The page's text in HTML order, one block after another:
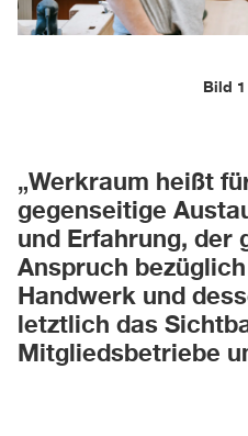
Bild
„Werkraum heißt
gegenseitige
und Erfahrung, der
Anspruch
Handwerk und
letztlich das
Mitgliedsbetriebe